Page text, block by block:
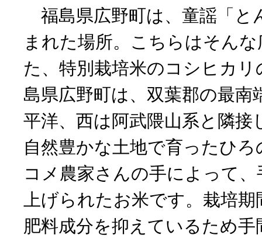
福島県広野町は、童謡「と
まれた場所。こちらはそん
た、特別栽培米のコシヒカ
島県広野町は、双葉郡の最南
平洋、西は阿武隈山系と隣
自然豊かな土地で育ったひ
コメ農家さんの手によって
上げられたお米です。栽培
肥料成分を抑えているため